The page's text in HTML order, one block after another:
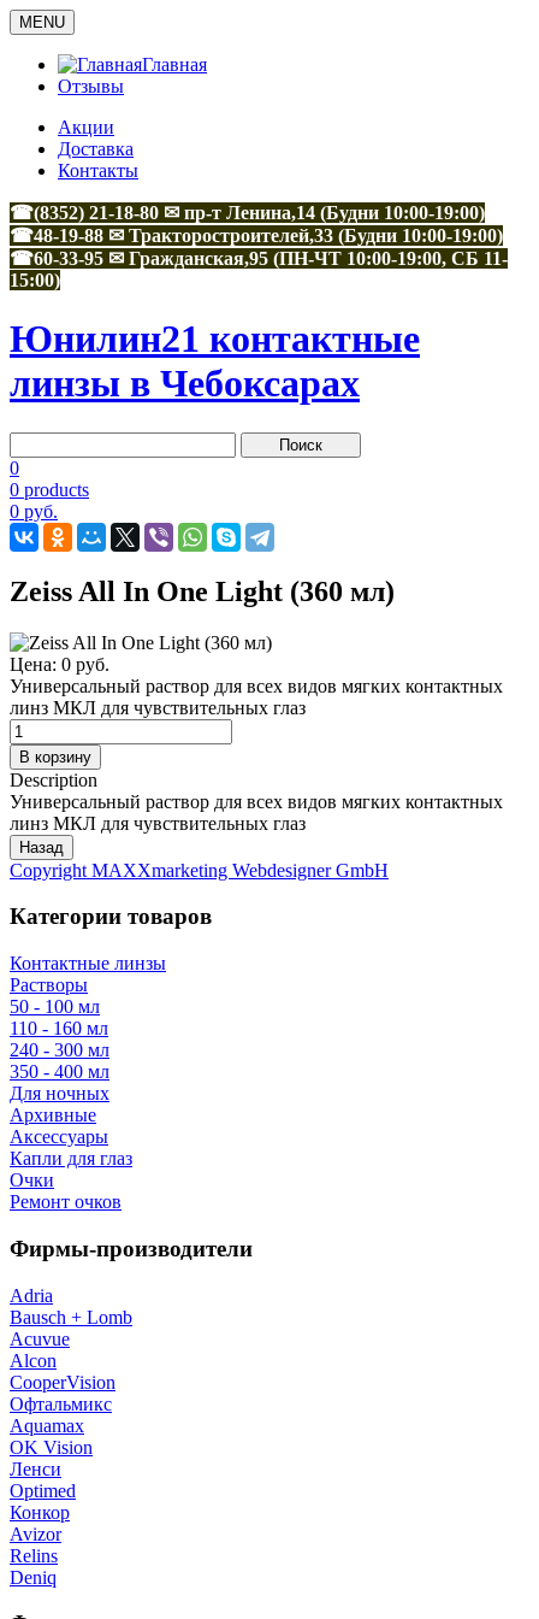
MENU
Главная
Отзывы
Акции
Доставка
Контакты
☎(8352) 21-18-80 ✉ пр-т Ленина,14 (Будни 10:00-19:00)
☎48-19-88 ✉ Тракторостроителей,33 (Будни 10:00-19:00)
☎60-33-95 ✉ Гражданская,95 (ПН-ЧТ 10:00-19:00, СБ 11-
15:00)
Юнилин21 контактные
линзы в Чебоксарах
0
0 products
0 руб.
Zeiss All In One Light (360 мл)
Цена: 0 руб.
Универсальный раствор для всех видов мягких контактных
линз МКЛ для чувствительных глаз
Description
Универсальный раствор для всех видов мягких контактных
линз МКЛ для чувствительных глаз
Copyright MAXXmarketing Webdesigner GmbH
Категории товаров
Контактные линзы
Растворы
50 - 100 мл
110 - 160 мл
240 - 300 мл
350 - 400 мл
Для ночных
Архивные
Аксессуары
Капли для глаз
Очки
Ремонт очков
Фирмы-производители
Adria
Bausch + Lomb
Acuvue
Alcon
CooperVision
Офтальмикс
Aquamax
OK Vision
Ленси
Optimed
Конкор
Avizor
Relins
Deniq